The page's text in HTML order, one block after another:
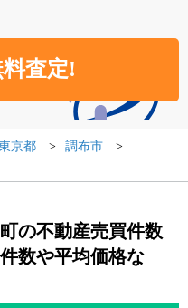
京都
調布市
の不動産売買件数
数や平均価格な